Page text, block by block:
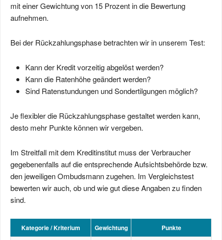
mit einer Gewichtung von 15 Prozent in die Bewertung
aufnehmen.
Bei der Rückzahlungsphase betrachten wir in unserem Test:
Kann der Kredit vorzeitig abgelöst werden?
Kann die Ratenhöhe geändert werden?
Sind Ratenstundungen und Sondertilgungen möglich?
Je flexibler die Rückzahlungsphase gestaltet werden kann,
desto mehr Punkte können wir vergeben.
Im Streitfall mit dem Kreditinstitut muss der Verbraucher
gegebenenfalls auf die entsprechende Aufsichtsbehörde bzw.
den jeweiligen Ombudsmann zugehen. Im Vergleichstest
bewerten wir auch, ob und wie gut diese Angaben zu finden
sind.
Kategorie / Kriterium Gewichtung Punkte